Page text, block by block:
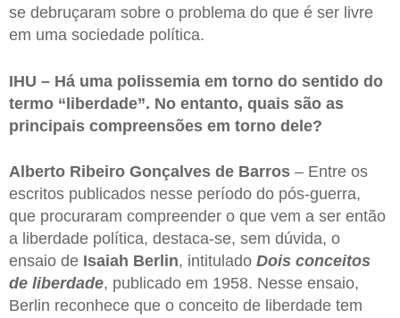
se debruçaram sobre o problema do que é ser livre
em uma sociedade política.
IHU – Há uma polissemia em torno do sentido do
termo “liberdade”. No entanto, quais são as
principais compreensões em torno dele?
Alberto Ribeiro Gonçalves de Barros – Entre os
escritos publicados nesse período do pós-guerra,
que procuraram compreender o que vem a ser então
a liberdade política, destaca-se, sem dúvida, o
ensaio de Isaiah Berlin, intitulado Dois conceitos
de liberdade, publicado em 1958. Nesse ensaio,
Berlin reconhece que o conceito de liberdade tem